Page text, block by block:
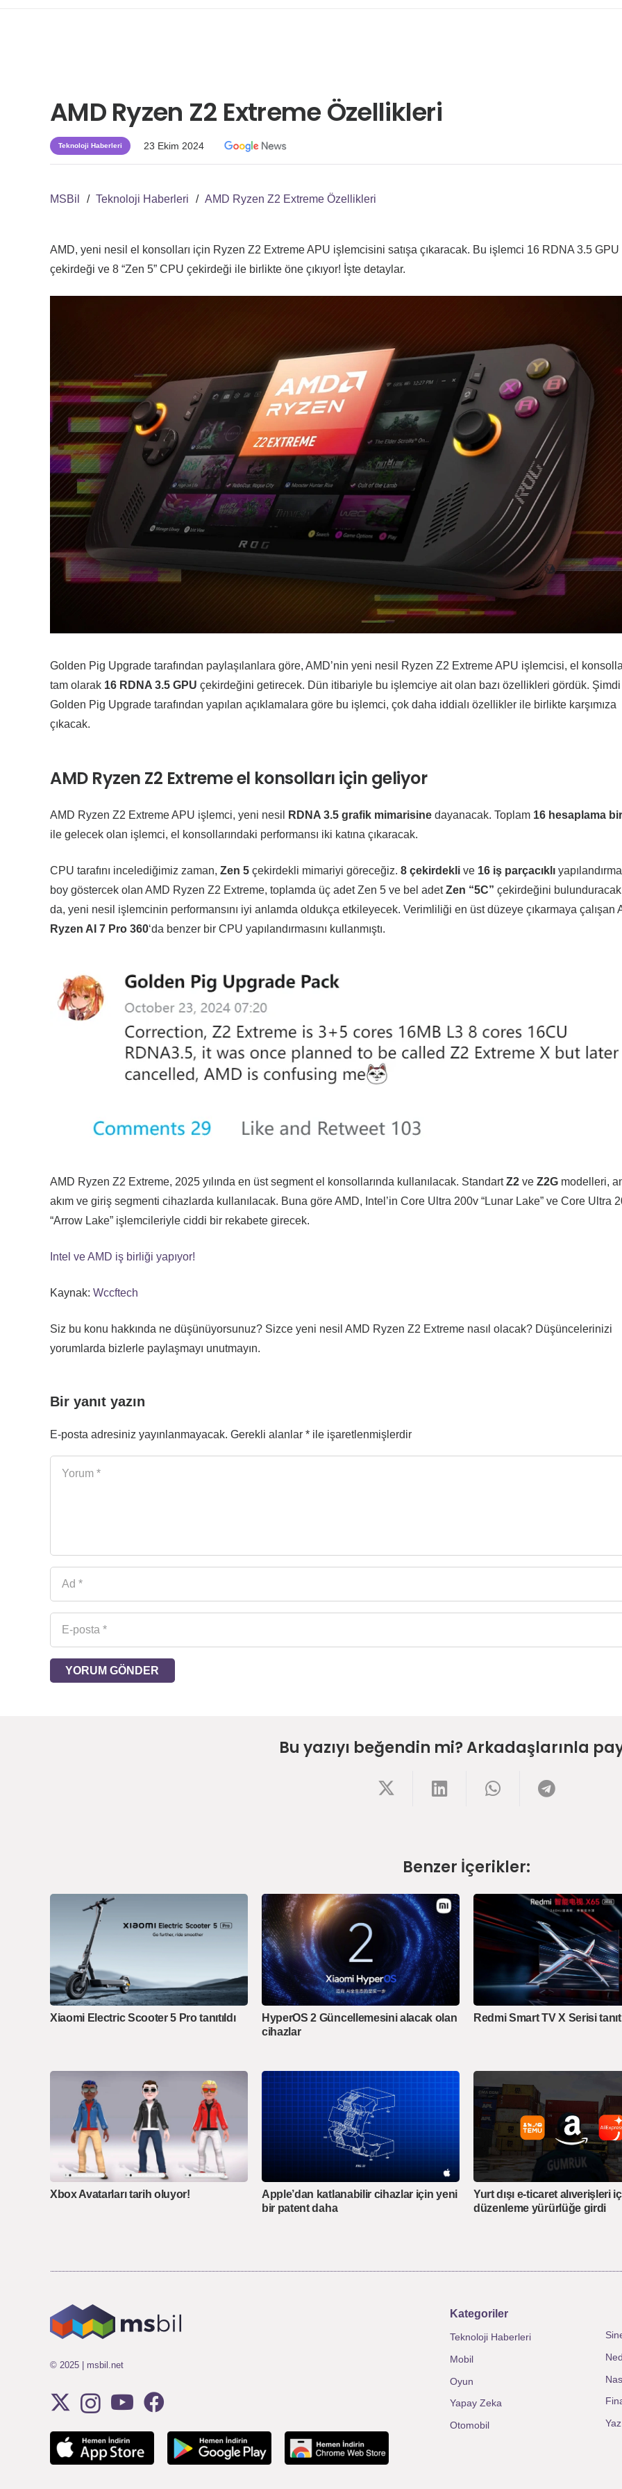
AMD Ryzen Z2 Extreme Özellikleri
Teknoloji Haberleri 23 Ekim 2024
MSBil / Teknoloji Haberleri / AMD Ryzen Z2 Extreme Özellikleri
AMD, yeni nesil el konsolları için Ryzen Z2 Extreme APU işlemcisini satışa çıkaracak. Bu işlemci 16 RDNA 3.5 GPU
çekirdeği ve 8 “Zen 5” CPU çekirdeği ile birlikte öne çıkıyor! İşte detaylar.
Golden Pig Upgrade tarafından paylaşılanlara göre, AMD’nin yeni nesil Ryzen Z2 Extreme APU işlemcisi, el
tam olarak 16 RDNA 3.5 GPU çekirdeğini getirecek. Dün itibariyle bu işlemciye ait olan bazı özellikleri gördük.
Golden Pig Upgrade tarafından yapılan açıklamalara göre bu işlemci, çok daha iddialı özellikler ile birlikte karşımıza
çıkacak.
AMD Ryzen Z2 Extreme el konsolları için geliyor
AMD Ryzen Z2 Extreme APU işlemci, yeni nesil RDNA 3.5 grafik mimarisine dayanacak. Toplam 16 hesaplama
ile gelecek olan işlemci, el konsollarındaki performansı iki katına çıkaracak.
CPU tarafını incelediğimiz zaman, Zen 5 çekirdekli mimariyi göreceğiz. 8 çekirdekli ve 16 iş parçacıklı
boy göstercek olan AMD Ryzen Z2 Extreme, toplamda üç adet Zen 5 ve bel adetZen “5C” çekirdeğini
da, yeni nesil işlemcinin performansını iyi anlamda oldukça etkileyecek. Verimliliği en üst düzeye çıkarmaya çalışan
Ryzen AI 7 Pro 360‘da benzer bir CPU yapılandırmasını kullanmıştı.
AMD Ryzen Z2 Extreme, 2025 yılında en üst segment el konsollarında kullanılacak. StandartZ2 ve Z2G modelleri,
akım ve giriş segmenti cihazlarda kullanılacak. Buna göre AMD, Intel’in Core Ultra 200v “Lunar Lake” ve Core Ultra
“Arrow Lake” işlemcileriyle ciddi bir rekabete girecek.
Intel ve AMD iş birliği yapıyor!
Kaynak: Wccftech
Siz bu konu hakkında ne düşünüyorsunuz? Sizce yeni nesil AMD Ryzen Z2 Extreme nasıl olacak? Düşüncelerinizi
yorumlarda bizlerle paylaşmayı unutmayın.
Bir yanıt yazın
E-posta adresiniz yayınlanmayacak. Gerekli alanlar * ile işaretlenmişlerdir
YORUM GÖNDER
Bu yazıyı beğendin mi? Arkadaşlarınla
Benzer İçerikler:
Xiaomi Electric Scooter 5 Pro tanıtıldı
HyperOS 2 Güncellemesini alacak olan
cihazlar
Redmi Smart TV X Serisi
Xbox Avatarları tarih oluyor!
Apple’dan katlanabilir cihazlar için yeni
bir patent daha
Yurt dışı e-ticaret alıverişleri
düzenleme yürürlüğe girdi
© 2025 | msbil.net
Kategoriler
Teknoloji Haberleri
Mobil
Oyun
Yapay Zeka
Otomobil